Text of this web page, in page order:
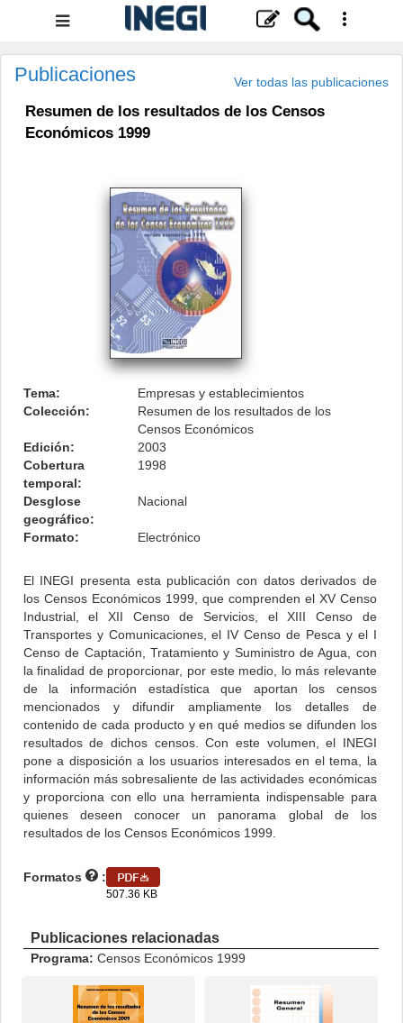
Menú
navegación
Publicaciones Ver todas las publicaciones
Resumen de los resultados de los Censos
Económicos 1999
Tema:
Empresas y establecimientos
Colección:
Resumen de los resultados de los
Censos Económicos
Edición:
2003
Cobertura
temporal:
1998
Desglose
geográfico:
Nacional
Formato: Electrónico
El INEGI presenta esta publicación con datos derivados de
los Censos Económicos 1999, que comprenden el XV Censo
Industrial, el XII Censo de Servicios, el XIII Censo de
Transportes y Comunicaciones, el IV Censo de Pesca y el I
Censo de Captación, Tratamiento y Suministro de Agua, con
la finalidad de proporcionar, por este medio, lo más relevante
de la información estadística que aportan los censos
mencionados y difundir ampliamente los detalles de
contenido de cada producto y en qué medios se difunden los
resultados de dichos censos. Con este volumen, el INEGI
pone a disposición a los usuarios interesados en el tema, la
información más sobresaliente de las actividades económicas
y proporciona con ello una herramienta indispensable para
quienes deseen conocer un panorama global de los
resultados de los Censos Económicos 1999.
Formatos :
507.36 KB
Publicaciones relacionadas
Programa: Censos Económicos 1999